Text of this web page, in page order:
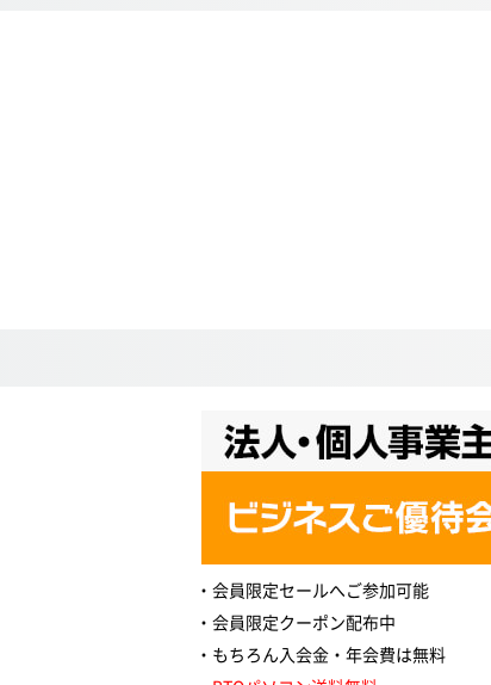
会員限定セールへご参加可能
会員限定クーポン配布中
もちろん入会金・年会費は無料